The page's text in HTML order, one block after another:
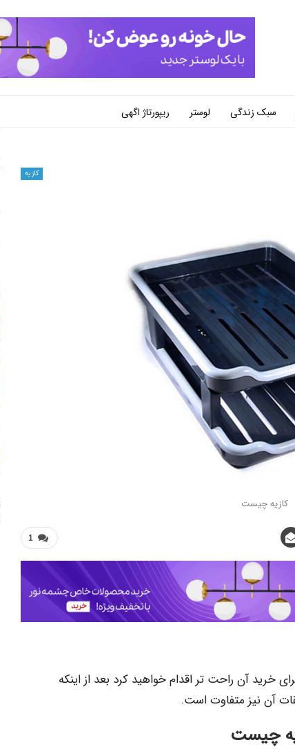
سبک زندگی لوستر ریپورتاژ اگهی
کازیه
کازیه چیست
1
خرید آن راحت تر اقدام خواهید کرد بعد از اینکه
آن نیز متفاوت است.
چیست